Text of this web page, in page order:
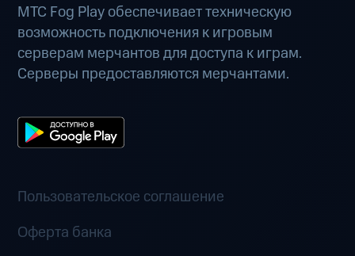
МТС Fog Play обеспечивает техническую
возможность подключения к игровым
серверам мерчантов для доступа к играм.
Серверы предоставляются мерчантами.
Пользовательское соглашение
Оферта банка